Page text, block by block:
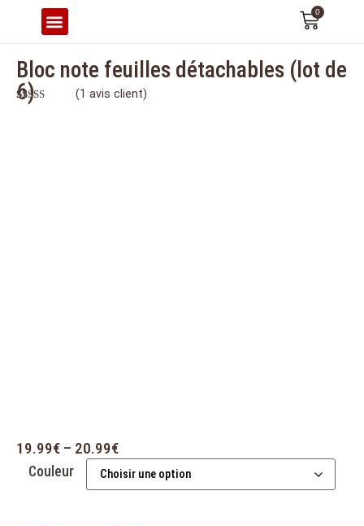
0
Bloc note feuilles détachables (lot de
6)
(1 avis client)
19.99€ – 20.99€
Couleur